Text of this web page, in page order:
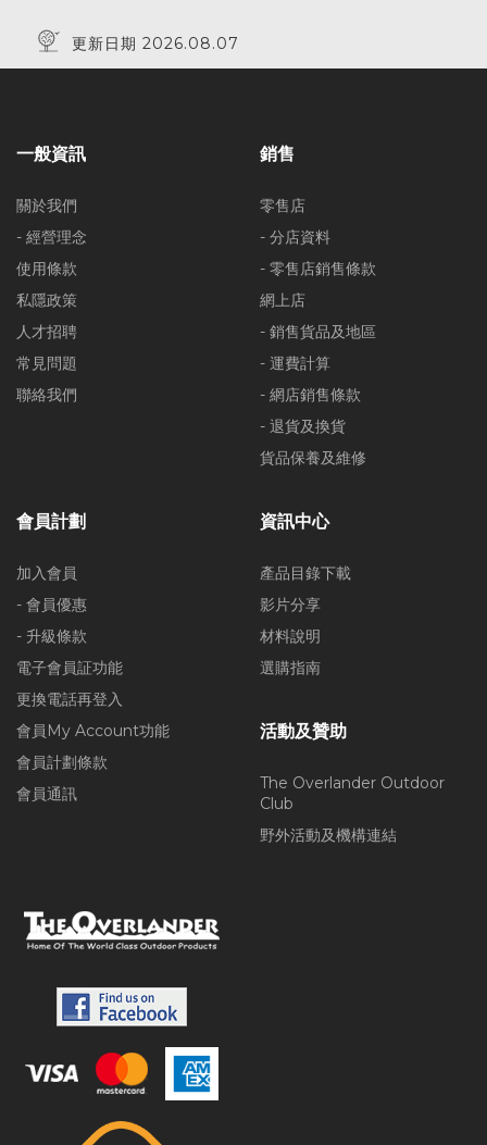
更新日期 2026.08.07
一般資訊
關於我們
- 經營理念
使用條款
私隱政策
人才招聘
常見問題
聯絡我們
銷售
零售店
- 分店資料
- 零售店銷售條款
網上店
- 銷售貨品及地區
- 運費計算
- 網店銷售條款
- 退貨及換貨
貨品保養及維修
會員計劃
加入會員
- 會員優惠
- 升級條款
電子會員証功能
更換電話再登入
會員My Account功能
會員計劃條款
會員通訊
資訊中心
產品目錄下載
影片分享
材料說明
選購指南
活動及贊助
The Overlander Outdoor
Club
野外活動及機構連結